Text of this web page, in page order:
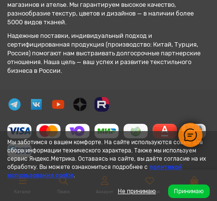
Мы заботимся о вашем комфорте. На сайте используются cookie для
сбора информации технического характера. Также мы используем
сервис Яндекс.Метрика. Оставаясь на сайте, вы даёте согласие на их
обработку. Вы можете ознакомиться подробнее с политикой
использования cookie.
Не принимаю Принимаю
магазинов и ателье. Мы гарантируем высокое качество,
разнообразие текстур, цветов и дизайнов — в наличии более
5000 видов тканей.
Надежные поставки, индивидуальный подход и
сертифицированная продукция (производство: Китай, Турция,
Россия) помогают нам выстраивать долгосрочные партнерские
отношения. Наша цель — ваш успех и развитие текстильного
бизнеса в России.
Каталог Поиск Аккаунт Закладки Корзина